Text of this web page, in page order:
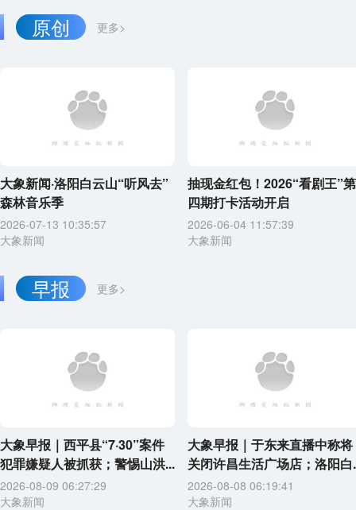
更多>
原创
大象新闻·洛阳白云山“听风去”
森林音乐季
2026-07-13 10:35:57
大象新闻
抽现金红包！2026“看剧王”第
四期打卡活动开启
2026-06-04 11:57:39
大象新闻
更多>
早报
大象早报｜西平县“7·30”案件
犯罪嫌疑人被抓获；警惕山洪...
2026-08-09 06:27:29
大象新闻
大象早报｜于东来直播中称将
关闭许昌生活广场店；洛阳白
2026-08-08 06:19:41
大象新闻